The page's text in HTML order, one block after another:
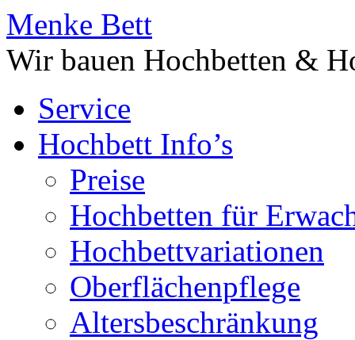
Menke Bett
Wir bauen Hochbetten &
Service
Hochbett Info’s
Preise
Hochbetten für
Hochbettvariationen
Oberflächenpflege
Altersbeschränkung